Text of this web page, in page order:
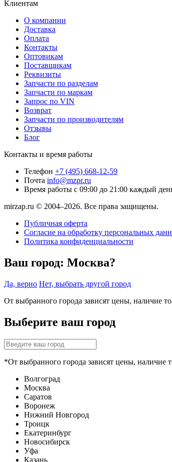
Клиентам
О компании
Доставка
Оплата
Контакты
Оптовикам
Поставщикам
Реквизиты
Запчасти по разделам
Запчасти по маркам
Запрос по VIN
Возврат
Запчасти по производителям
Отзывы
Блог
Контакты и время работы
Телефон +7 (495) 668-12-59
Почта info@mzpr.ru
Время работы с 09:00 до 21:00 каждый
mirzap.ru © 2004–2026. Все права защищены.
Публичная оферта
Согласие на обработку персональных
Политика конфиденциальности
Ваш город: Москва?
Да, верно Нет, выбрать другой город
От выбранного города зависят цены, наличие
Выберите ваш город
*От выбранного города зависят цены, наличие
Волгоград
Москва
Саратов
Воронеж
Нижний Новгород
Троицк
Екатеринбург
Новосибирск
Уфа
Казань